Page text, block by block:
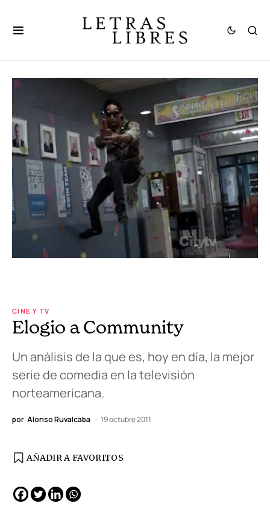
CINE Y TV
Elogio a Community
Un análisis de la que es, hoy en día, la mejor
serie de comedia en la televisión
norteamericana.
por Alonso Ruvalcaba 19 octubre 2011
AÑADIR A FAVORITOS